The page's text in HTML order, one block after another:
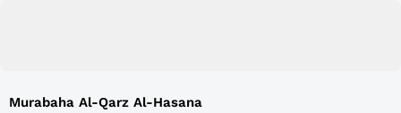
Murabaha Al-Qarz Al-Hasana